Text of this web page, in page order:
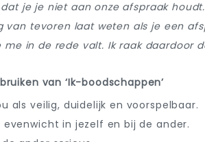
je je niet aan onze afspraak
tevoren laat weten als je een
me in de rede valt. Ik raak daardoor
van ‘Ik-boodschappen’
als veilig, duidelijk en voorspelbaar.
in jezelf en bij de ander.